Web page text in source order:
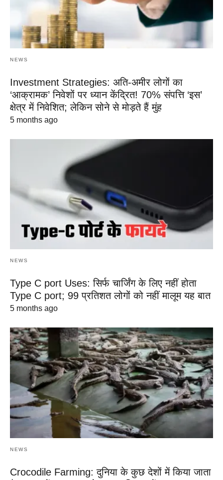
NEWS
Investment Strategies: अति-अमीर लोगों का
‘आक्रामक’ निवेशों पर ध्यान केंद्रित! 70% संपत्ति ‘इस’
क्षेत्र में निवेशित; लेकिन सोने से मोड़ते हैं मुंह
5 months ago
NEWS
Type C port Uses: सिर्फ चार्जिंग के लिए नहीं होता
Type C port; 99 प्रतिशत लोगों को नहीं मालूम यह बात
5 months ago
NEWS
Crocodile Farming: दुनिया के कुछ देशों में किया जाता